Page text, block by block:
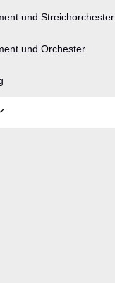
und Streichorchester
und Orchester